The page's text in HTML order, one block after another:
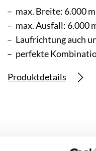
max. Breite: 6.000
max. Ausfall: 6.000
Laufrichtung auch
perfekte
Produktdetails